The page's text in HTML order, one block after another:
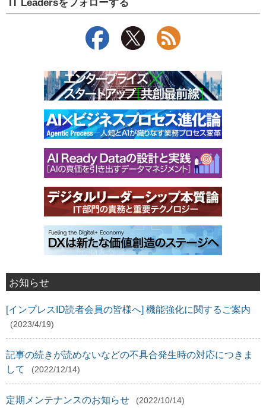
IT Leadersをフォローする
お知らせ
[インプレスID読者会員の皆様へ] 機能強化に関するご案内
(2023/4/19)
記事の続きが読めないなどの不具合発生時の対応につきま
して
(2022/12/14)
定期メンテナンスのお知らせ (2022/10/14)